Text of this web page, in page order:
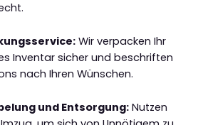
Wir verpacken Ihr
Inventar sicher und beschriften
nach Ihren Wünschen.
und Entsorgung:Nutzen